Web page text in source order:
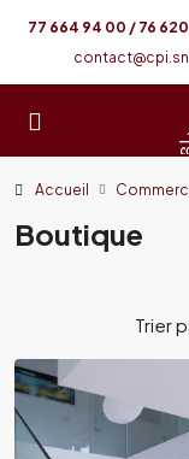
77 664 94 00 / 76
contact@cpi.sn
Accueil
Boutique
Trier